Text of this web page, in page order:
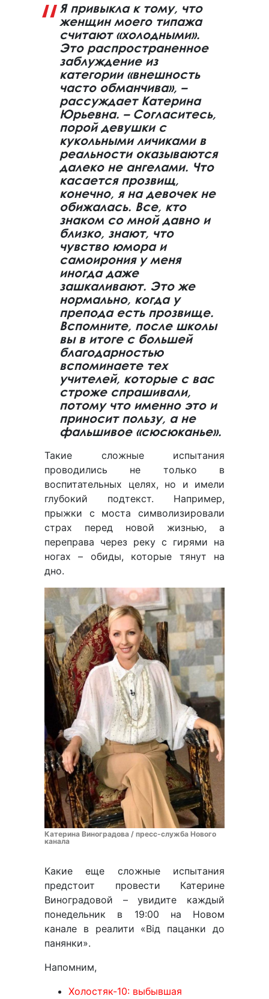
Я привыкла к тому, что
женщин моего типажа
считают «холодными».
Это распространенное
заблуждение из
категории «внешность
часто обманчива», –
рассуждает Катерина
Юрьевна. – Согласитесь,
порой девушки с
кукольными личиками в
реальности оказываются
далеко не ангелами. Что
касается прозвищ,
конечно, я на девочек не
обижалась. Все, кто
знаком со мной давно и
близко, знают, что
чувство юмора и
самоирония у меня
иногда даже
зашкаливают. Это же
нормально, когда у
препода есть прозвище.
Вспомните, после школы
вы в итоге с большей
благодарностью
вспоминаете тех
учителей, которые с вас
строже спрашивали,
потому что именно это и
приносит пользу, а не
фальшивое «сюсюканье».
Такие сложные испытания
проводились не только в
воспитательных целях, но и имели
глубокий подтекст. Например,
прыжки с моста символизировали
страх перед новой жизнью, а
переправа через реку с гирями на
ногах – обиды, которые тянут на
дно.
Катерина Виноградова / пресс-служба Нового
канала
Какие еще сложные испытания
предстоит провести Катерине
Виноградовой – увидите каждый
понедельник в 19:00 на Новом
канале в реалити «Від пацанки до
панянки».
Напомним,
Холостяк-10: выбывшая